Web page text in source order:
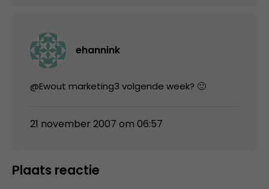
ehannink
@Ewout marketing3 volgende week? 🙂
21 november 2007 om 06:57
Plaats reactie